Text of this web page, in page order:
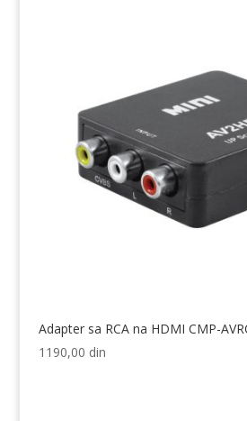
Adapter sa RCA na HDMI CMP-
1190,00 din